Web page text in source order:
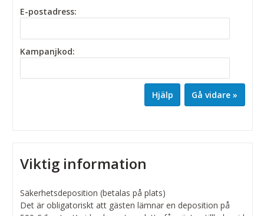
E-postadress:
Kampanjkod:
Hjälp
Viktig information
Säkerhetsdeposition (betalas på plats)
Det är obligatoriskt att gästen lämnar en deposition på